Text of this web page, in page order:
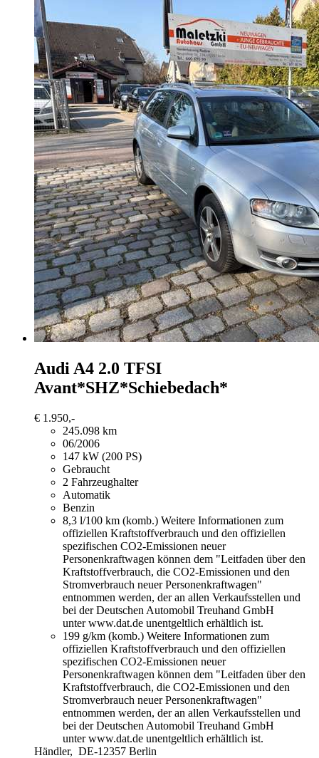
Audi A4 2.0 TFSI
Avant*SHZ*Schiebedach*
€ 1.950,-
245.098 km
06/2006
147 kW (200 PS)
Gebraucht
2 Fahrzeughalter
Automatik
Benzin
8,3 l/100 km (komb.) Weitere Informationen zum
offiziellen Kraftstoffverbrauch und den offiziellen
spezifischen CO2-Emissionen neuer
Personenkraftwagen können dem "Leitfaden über den
Kraftstoffverbrauch, die CO2-Emissionen und den
Stromverbrauch neuer Personenkraftwagen"
entnommen werden, der an allen Verkaufsstellen und
bei der Deutschen Automobil Treuhand GmbH
unter www.dat.de unentgeltlich erhältlich ist.
199 g/km (komb.) Weitere Informationen zum
offiziellen Kraftstoffverbrauch und den offiziellen
spezifischen CO2-Emissionen neuer
Personenkraftwagen können dem "Leitfaden über den
Kraftstoffverbrauch, die CO2-Emissionen und den
Stromverbrauch neuer Personenkraftwagen"
entnommen werden, der an allen Verkaufsstellen und
bei der Deutschen Automobil Treuhand GmbH
unter www.dat.de unentgeltlich erhältlich ist.
Händler, DE-12357 Berlin